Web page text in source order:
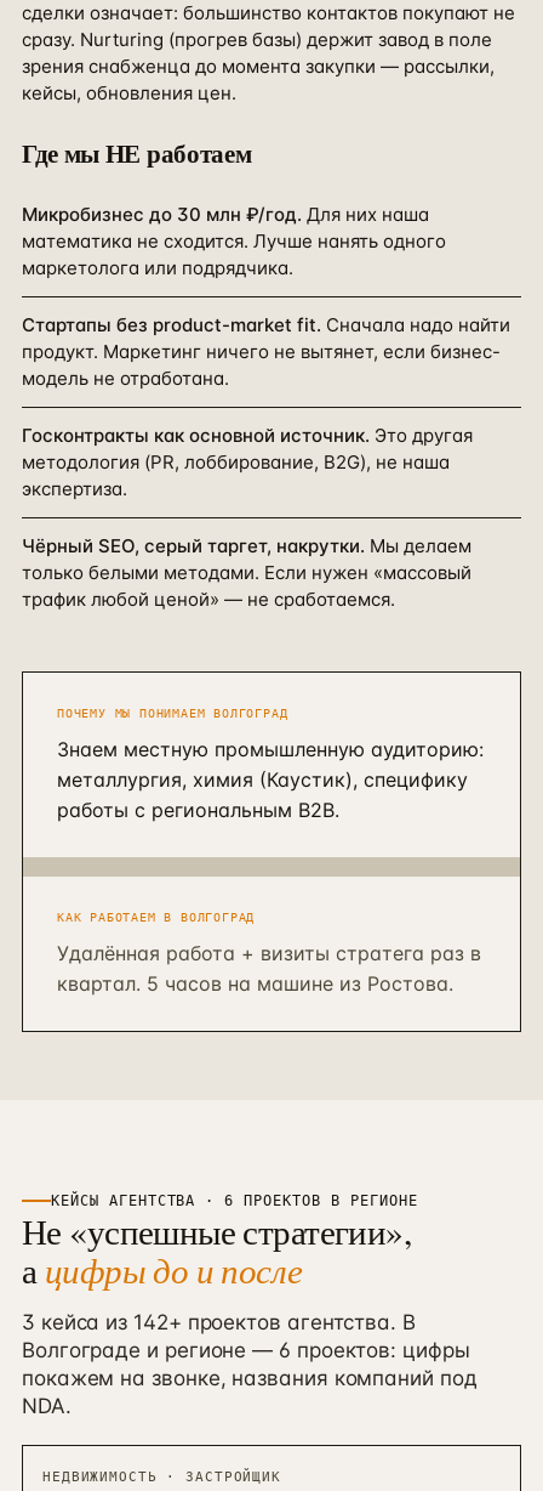
сделки означает: большинство контактов покупают не
сразу. Nurturing (прогрев базы) держит завод в поле
зрения снабженца до момента закупки — рассылки,
кейсы, обновления цен.
Где мы НЕ работаем
Микробизнес до 30 млн ₽/год. Для них наша
математика не сходится. Лучше нанять одного
маркетолога или подрядчика.
Стартапы без product-market fit. Сначала надо найти
продукт. Маркетинг ничего не вытянет, если бизнес-
модель не отработана.
Госконтракты как основной источник. Это другая
методология (PR, лоббирование, B2G), не наша
экспертиза.
Чёрный SEO, серый таргет, накрутки. Мы делаем
только белыми методами. Если нужен «массовый
трафик любой ценой» — не сработаемся.
ПОЧЕМУ МЫ ПОНИМАЕМВОЛГОГРАД
Знаем местную промышленную аудиторию:
металлургия, химия (Каустик), специфику
работы с региональным B2B.
КАК РАБОТАЕМ ВВОЛГОГРАД
Удалённая работа + визиты стратега раз в
квартал. 5 часов на машине из Ростова.
КЕЙСЫ АГЕНТСТВА ·6 ПРОЕКТОВ В РЕГИОНЕ
Не «успешные стратегии»,
ацифры до и после
3 кейса из 142+ проектов агентства. В
Волгограде и регионе — 6 проектов: цифры
покажем на звонке, названия компаний под
NDA.
НЕДВИЖИМОСТЬ · ЗАСТРОЙЩИК